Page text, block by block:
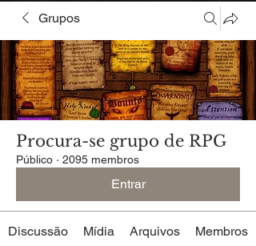
Grupos
Procura-se grupo de RPG
Público · 2095 membros
Entrar
Discussão Mídia Arquivos Membros